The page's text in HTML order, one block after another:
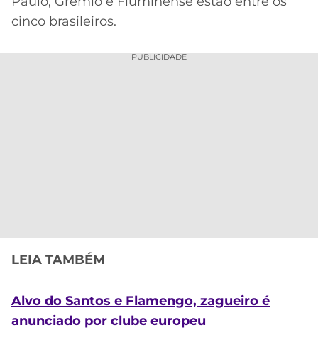
cinco brasileiros.
PUBLICIDADE
LEIA TAMBÉM
Alvo do Santos e Flamengo, zagueiro é
anunciado por clube europeu